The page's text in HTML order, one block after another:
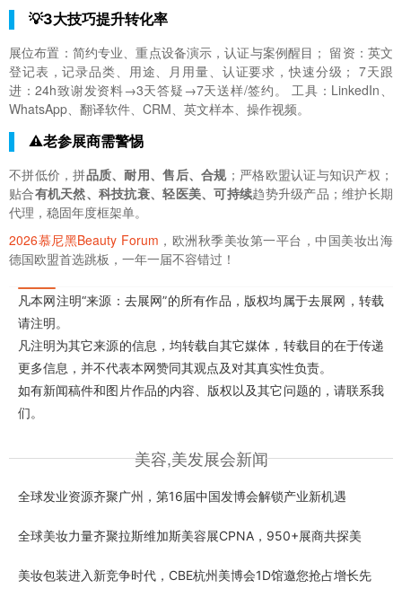
💡3大技巧提升转化率
展位布置：简约专业、重点设备演示，认证与案例醒目； 留资：英文
登记表，记录品类、用途、月用量、认证要求，快速分级； 7天跟
进：24h致谢发资料→3天答疑→7天送样/签约。 工具：LinkedIn、
WhatsApp、翻译软件、CRM、英文样本、操作视频。
⚠️老参展商需警惕
不拼低价，拼品质、耐用、售后、合规；严格欧盟认证与知识产权；
贴合有机天然、科技抗衰、轻医美、可持续趋势升级产品；维护长期
代理，稳固年度框架单。
2026慕尼黑Beauty Forum ，欧洲秋季美妆第一平台，中国美妆出海
德国欧盟首选跳板，一年一届不容错过！
凡本网注明“来源：去展网”的所有作品，版权均属于去展网，转载
请注明。
凡注明为其它来源的信息，均转载自其它媒体，转载目的在于传递
更多信息，并不代表本网赞同其观点及对其真实性负责。
如有新闻稿件和图片作品的内容、版权以及其它问题的，请联系我
们。
美容,美发展会新闻
全球发业资源齐聚广州，第16届中国发博会解锁产业新机遇
全球美妆力量齐聚拉斯维加斯美容展CPNA，950+展商共探美
美妆包装进入新竞争时代，CBE杭州美博会1D馆邀您抢占增长先